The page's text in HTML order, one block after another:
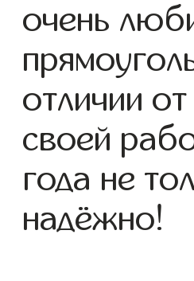
очень
отличии
своей
года не
надёжно!